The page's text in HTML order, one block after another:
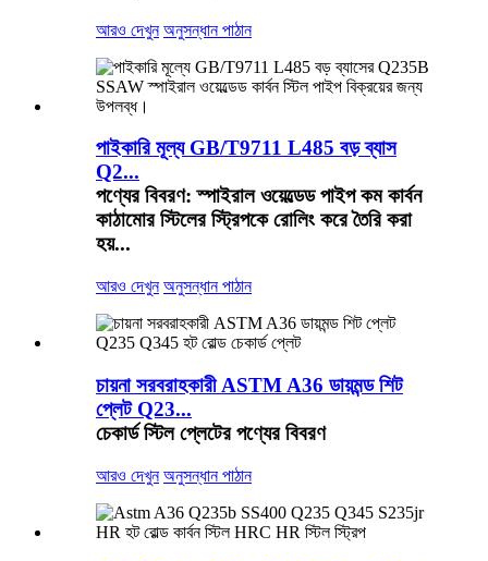
আরও দেখুন অনুসন্ধান পাঠান
পাইকারি মূল্য GB/T9711 L485 বড় ব্যাস
Q2...
পণ্যের বিবরণ: স্পাইরাল ওয়েল্ডেড পাইপ কম কার্বন
কাঠামোর স্টিলের স্ট্রিপকে রোলিং করে তৈরি করা
হয়...
আরও দেখুন অনুসন্ধান পাঠান
চায়না সরবরাহকারী ASTM A36 ডায়মন্ড শিট
প্লেট Q23...
চেকার্ড স্টিল প্লেটের পণ্যের বিবরণ
আরও দেখুন অনুসন্ধান পাঠান